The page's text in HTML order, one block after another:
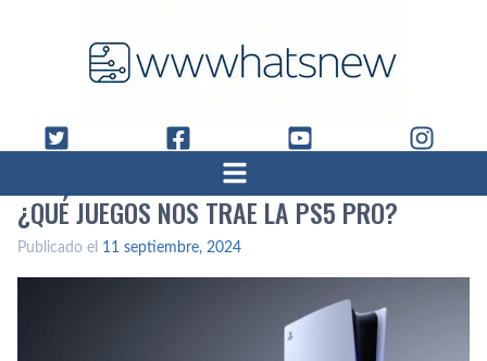
¿QUÉ JUEGOS NOS TRAE LA PS5 PRO?
Publicado el 11 septiembre, 2024